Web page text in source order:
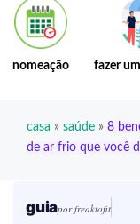
nomeação fazer
casa » saúde » 8
de ar frio que você
guiapor freaktofit